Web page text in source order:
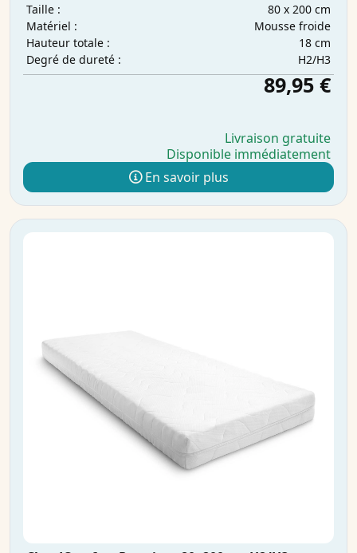
Taille :
80 x 200 cm
Matériel :
Mousse froide
Hauteur totale :
18 cm
Degré de dureté :
H2/H3
89,95 €
Livraison gratuite
Disponible immédiatement
En savoir plus